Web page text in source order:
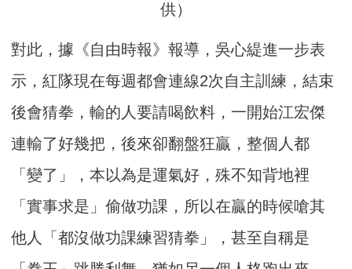
供）
對此，據《自由時報》報導，吳心緹進一步表
示，紅隊現在每週都會連線2次自主訓練，結束
後會猜拳，輸的人要請喝飲料，一開始江宏傑
連輸了好幾把，後來卻翻盤狂贏，整個人都
「變了」，本以為是運氣好，殊不知背地裡
「實事求是」偷做功課，所以在贏的時候嗆其
他人「都沒做功課練習猜拳」，甚至自稱是